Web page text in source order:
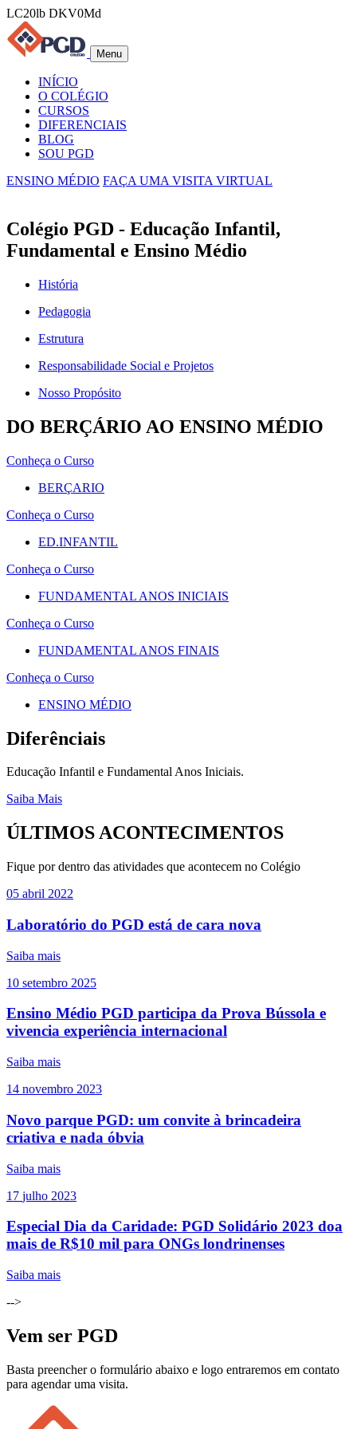
LC20lb DKV0Md
Menu
INÍCIO
O COLÉGIO
CURSOS
DIFERENCIAIS
BLOG
SOU PGD
ENSINO MÉDIO FAÇA UMA VISITA VIRTUAL
Colégio PGD - Educação Infantil,
Fundamental e Ensino Médio
História
Pedagogia
Estrutura
Responsabilidade Social e Projetos
Nosso Propósito
DO BERÇÁRIO AO ENSINO MÉDIO
Conheça o Curso
BERÇARIO
Conheça o Curso
ED.INFANTIL
Conheça o Curso
FUNDAMENTAL ANOS INICIAIS
Conheça o Curso
FUNDAMENTAL ANOS FINAIS
Conheça o Curso
ENSINO MÉDIO
Diferênciais
Educação Infantil e Fundamental Anos Iniciais.
Saiba Mais
ÚLTIMOS ACONTECIMENTOS
Fique por dentro das atividades que acontecem no Colégio
05 abril 2022
Laboratório do PGD está de cara nova
Saiba mais
10 setembro 2025
Ensino Médio PGD participa da Prova Bússola e
vivencia experiência internacional
Saiba mais
14 novembro 2023
Novo parque PGD: um convite à brincadeira
criativa e nada óbvia
Saiba mais
17 julho 2023
Especial Dia da Caridade: PGD Solidário 2023 doa
mais de R$10 mil para ONGs londrinenses
Saiba mais
-->
Vem ser PGD
Basta preencher o formulário abaixo e logo entraremos em contato
para agendar uma visita.